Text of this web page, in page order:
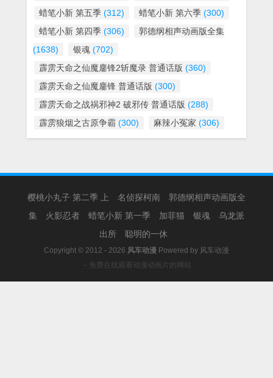
蜡笔小新 第五季 (312) 蜡笔小新 第六季 (300)
蜡笔小新 第四季 (306)
郭德纲相声动画版全集
(1638)
银魂 (702)
霹雳天命之仙魔鏖锋2斩魔录 普通话版 (360)
霹雳天命之仙魔鏖锋 普通话版 (300)
霹雳天命之战祸邪神2 破邪传 普通话版 (288)
霹雳狼烟之古原争霸 (300) 麻辣小冤家 (306)
樱桃小丸子 第二季 上 名侦探柯南
郭德纲相声动画版全
集
火影忍者 蜡笔小新 第一季 加菲猫 银魂
乌龙派
出所
聪明的一休
Copyright © 2012 - 2026 风车动漫 Powered by 风车动漫
－免费在线观看动漫动画片的网站